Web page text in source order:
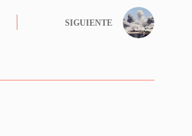
SIGUIENTE